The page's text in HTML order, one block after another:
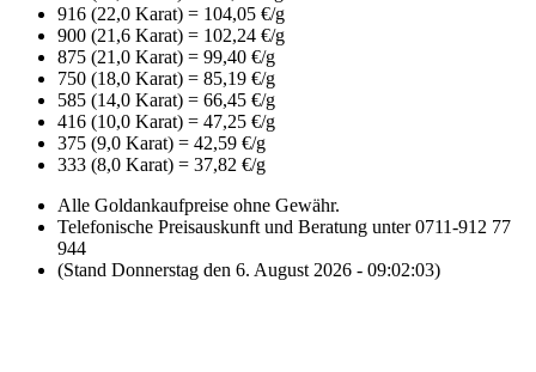
916 (22,0 Karat) = 104,05 €/g
900 (21,6 Karat) = 102,24 €/g
875 (21,0 Karat) = 99,40 €/g
750 (18,0 Karat) = 85,19 €/g
585 (14,0 Karat) = 66,45 €/g
416 (10,0 Karat) = 47,25 €/g
375 (9,0 Karat) = 42,59 €/g
333 (8,0 Karat) = 37,82 €/g
Alle Goldankaufpreise ohne Gewähr.
Telefonische Preisauskunft und Beratung unter 0711-912 77
944
(Stand Donnerstag den 6. August 2026 - 09:02:03)